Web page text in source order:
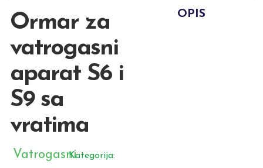
Ormar za
vatrogasni
aparat S6 i
S9 sa
vratima
Kategorija:
Vatrogasni
OPIS